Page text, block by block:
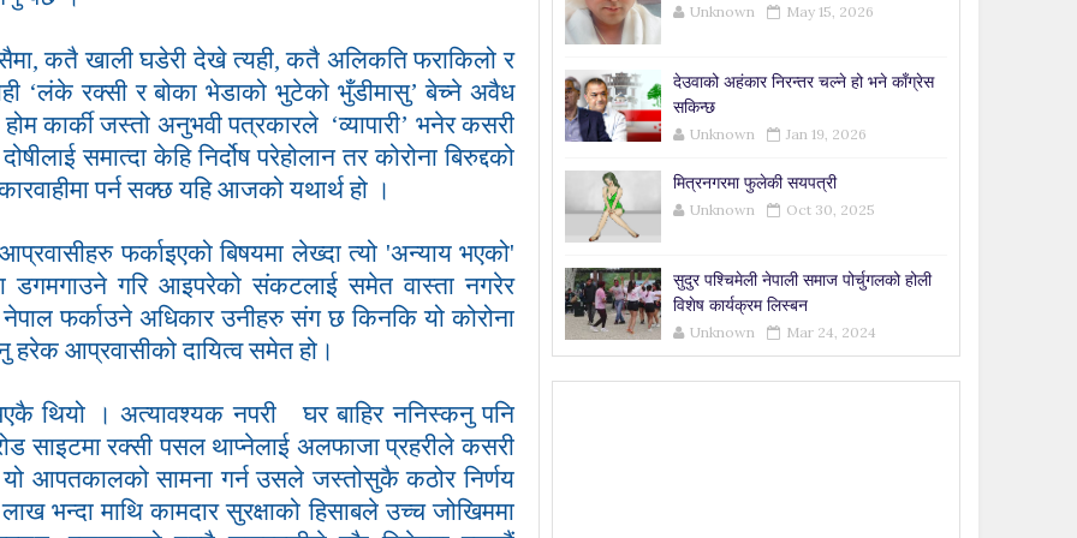
,कतै खाली घडेरी देखे त्यही, कतै अलिकति फराकिलो र
‘लंके रक्सी र बोका भेडाको भुटेको भुँडीमासु’ बेच्ने अवैध
होम कार्की जस्तो अनुभवी पत्रकारले ‘व्यापारी’ भनेर कसरी
समात्दा केहि निर्दोष परेहोलान तर कोरोना बिरुद्दको
पर्न सक्छ यहि आजको यथार्थ हो ।
फर्काइएको बिषयमा लेख्दा त्यो 'अन्याय भएको'
डगमगाउने गरि आइपरेको संकटलाई समेत वास्ता नगरेर
फर्काउने अधिकार उनीहरु संग छ किनकि यो कोरोना
हरेक आप्रवासीको दायित्व समेत हो।
थियो । अत्यावश्यक नपरी
घर बाहिर ननिस्कनु पनि
साइटमा रक्सी पसल थाप्नेलाई अलफाजा प्रहरीले कसरी
यो आपतकालको सामना गर्न उसले जस्तोसुकै कठोर निर्णय
भन्दा माथि कामदार सुरक्षाको हिसाबले उच्च जोखिममा
Unknown May 15, 2026
देउवाको अहंकार निरन्तर चल्ने हो भने काँग्रेस
सकिन्छ
Unknown Jan 19, 2026
मित्रनगरमा फुलेकी सयपत्री
Unknown Oct 30, 2025
सुदुर पश्चिमेली नेपाली समाज पोर्चुगलको होली
विशेष कार्यक्रम लिस्बन
Unknown Mar 24, 2024